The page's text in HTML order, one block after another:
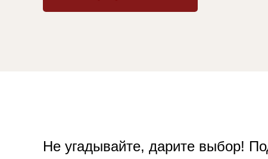
Не угадывайте, дарите выбор!